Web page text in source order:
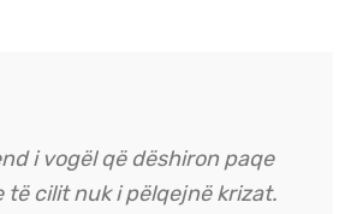
i vogël që dëshiron paqe
të cilit nuk i pëlqejnë krizat.